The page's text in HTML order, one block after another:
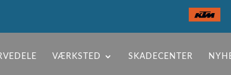
VÆRKSTED SKADECENTER